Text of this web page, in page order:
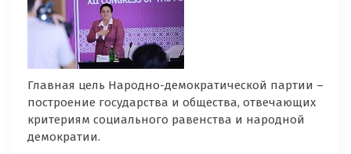
Главная цель Народно-демократической партии –
построение государства и общества, отвечающих
критериям социального равенства и народной
демократии.